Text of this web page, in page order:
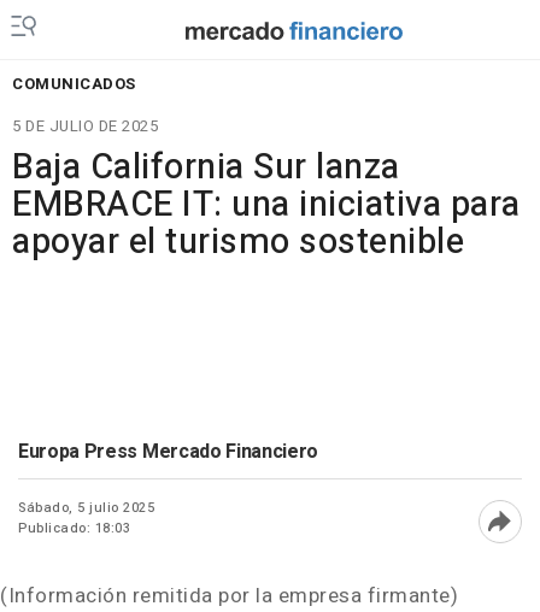
COMUNICADOS
5 DE JULIO DE 2025
Baja California Sur lanza
EMBRACE IT: una iniciativa para
apoyar el turismo sostenible
Europa Press Mercado Financiero
Sábado, 5 julio 2025
Publicado: 18:03
(Información remitida por la empresa firmante)